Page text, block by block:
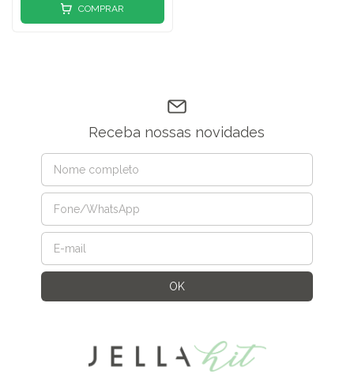
COMPRAR
Receba nossas novidades